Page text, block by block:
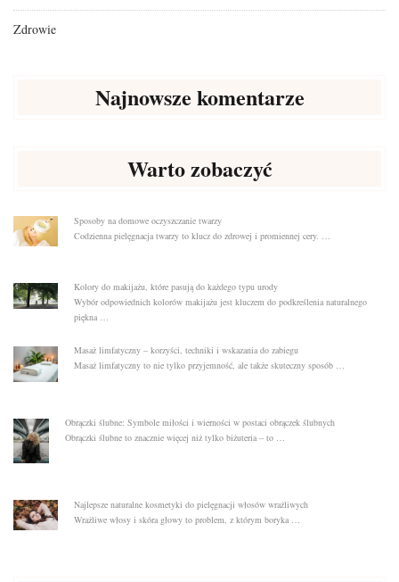
Zdrowie
Najnowsze komentarze
Warto zobaczyć
Sposoby na domowe oczyszczanie twarzy
Codzienna pielęgnacja twarzy to klucz do zdrowej i promiennej cery. …
Kolory do makijażu, które pasują do każdego typu urody
Wybór odpowiednich kolorów makijażu jest kluczem do podkreślenia naturalnego
piękna …
Masaż limfatyczny – korzyści, techniki i wskazania do zabiegu
Masaż limfatyczny to nie tylko przyjemność, ale także skuteczny sposób …
Obrączki ślubne: Symbole miłości i wierności w postaci obrączek ślubnych
Obrączki ślubne to znacznie więcej niż tylko biżuteria – to …
Najlepsze naturalne kosmetyki do pielęgnacji włosów wrażliwych
Wrażliwe włosy i skóra głowy to problem, z którym boryka …